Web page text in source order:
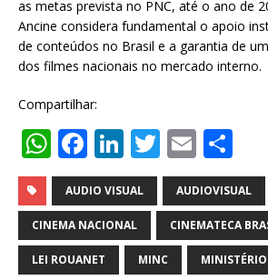
as metas prevista no PNC, até o ano de
Ancine considera fundamental o apoio
de conteúdos no Brasil e a garantia de
dos filmes nacionais no mercado interno.
Compartilhar:
W
h
at
s
A
F
a
c
e
b
Li
n
k
e
dI
T
w
it
te
r
E
m
ai
l
h
ar
e
AUDIO VISUAL AUDIOVISUAL
CINEMA NACIONAL CINEMATECA
LEI ROUANET MINC